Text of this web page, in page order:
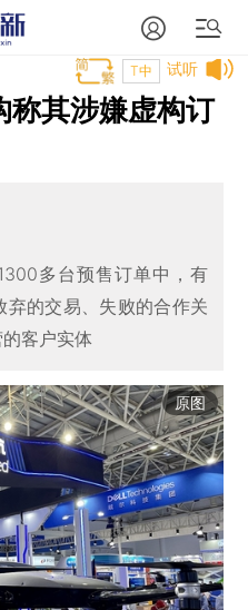
试听
T中
称其涉嫌虚构订
多台预售订单中，有
的交易、失败的合作关
客户实体
原图